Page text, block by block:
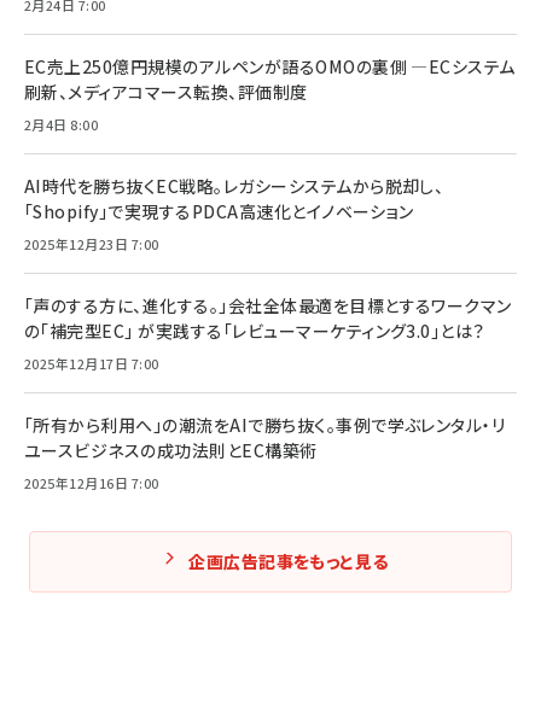
2月24日 7:00
EC売上250億円規模のアルペンが語るOMOの裏側 ―ECシステム
刷新、メディアコマース転換、評価制度
2月4日 8:00
AI時代を勝ち抜くEC戦略。レガシーシステムから脱却し、
「Shopify」で実現するPDCA高速化とイノベーション
2025年12月23日 7:00
「声のする方に、進化する。」会社全体最適を目標とするワークマン
の「補完型EC」 が実践する「レビューマーケティング3.0」とは？
2025年12月17日 7:00
「所有から利用へ」の潮流をAIで勝ち抜く。事例で学ぶレンタル・リ
ユースビジネスの成功法則とEC構築術
2025年12月16日 7:00
企画広告記事をもっと見る